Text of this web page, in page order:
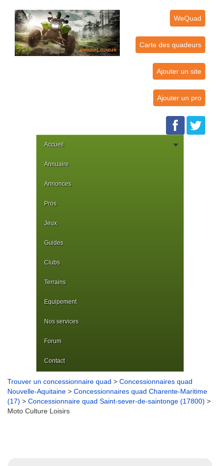
WeQuad
Carte des quadeurs
Ajouter un site
Ajouter un pro
Accueil
Annuaire
Annonces
Pros
Jeux
Guides
Clubs
Terrains
Equipement
Nos services
Forum
Contact
Trouver un concessionnaire quad > Concessionnaires quad
Nouvelle-Aquitaine > Concessionnaires quad Charente-Maritime
(17) > Concessionnaire quad Saint-sever-de-saintonge (17800) >
Moto Culture Loisirs